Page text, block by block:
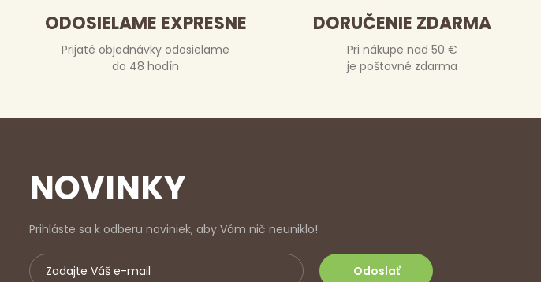
ODOSIELAME EXPRESNE
Prijaté objednávky odosielame
do 48 hodín
DORUČENIE ZDARMA
Pri nákupe nad 50 €
je poštovné zdarma
NOVINKY
Prihláste sa k odberu noviniek, aby Vám nič neuniklo!